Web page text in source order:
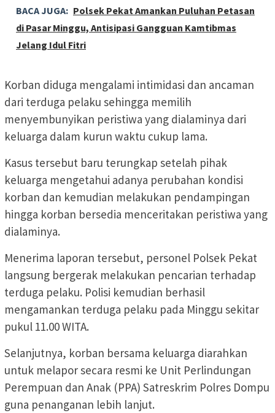
BACA JUGA: Polsek Pekat Amankan Puluhan Petasan
di Pasar Minggu, Antisipasi Gangguan Kamtibmas
Jelang Idul Fitri
Korban diduga mengalami intimidasi dan ancaman
dari terduga pelaku sehingga memilih
menyembunyikan peristiwa yang dialaminya dari
keluarga dalam kurun waktu cukup lama.
Kasus tersebut baru terungkap setelah pihak
keluarga mengetahui adanya perubahan kondisi
korban dan kemudian melakukan pendampingan
hingga korban bersedia menceritakan peristiwa yang
dialaminya.
Menerima laporan tersebut, personel Polsek Pekat
langsung bergerak melakukan pencarian terhadap
terduga pelaku. Polisi kemudian berhasil
mengamankan terduga pelaku pada Minggu sekitar
pukul 11.00 WITA.
Selanjutnya, korban bersama keluarga diarahkan
untuk melapor secara resmi ke Unit Perlindungan
Perempuan dan Anak (PPA) Satreskrim Polres Dompu
guna penanganan lebih lanjut.